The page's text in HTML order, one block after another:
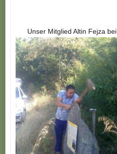
Unser Mitglied Altin